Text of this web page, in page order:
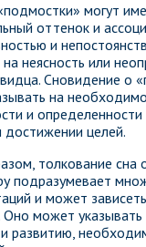
могут
оттенок и
и
на неясность или
Сновидение о
на
и
целей.
толкование сна
подразумевает
и может
может указывать
и развитию,